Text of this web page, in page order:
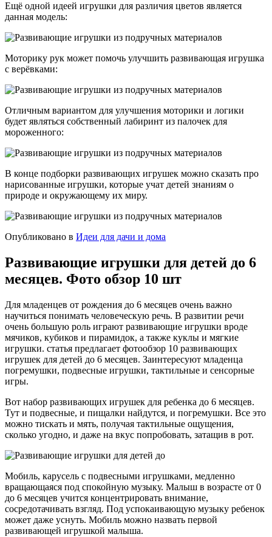
Ещё одной идеей игрушки для различия цветов является
данная модель:
Моторику рук может помочь улучшить развивающая игрушка
с верёвками:
Отличным вариантом для улучшения моторики и логики
будет являться собственный лабиринт из палочек для
мороженного:
В конце подборки развивающих игрушек можно сказать про
нарисованные игрушки, которые учат детей знаниям о
природе и окружающему их миру.
Опубликовано в Идеи для дачи и дома
Развивающие игрушки для детей до 6
месяцев. Фото обзор 10 шт
Для младенцев от рождения до 6 месяцев очень важно
научиться понимать человеческую речь. В развитии речи
очень большую роль играют развивающие игрушки вроде
мячиков, кубиков и пирамидок, а также куклы и мягкие
игрушки. статья предлагает фотообзор 10 развивающих
игрушек для детей до 6 месяцев. Заинтересуют младенца
погремушки, подвесные игрушки, тактильные и сенсорные
игры.
Вот набор развивающих игрушек для ребенка до 6 месяцев.
Тут и подвесные, и пищалки найдутся, и погремушки. Все это
можно тискать и мять, получая тактильные ощущения,
сколько угодно, и даже на вкус попробовать, затащив в рот.
Мобиль, карусель с подвесными игрушками, медленно
вращающаяся под спокойную музыку. Малыш в возрасте от 0
до 6 месяцев учится концентрировать внимание,
сосредотачивать взгляд. Под успокаивающую музыку ребенок
может даже уснуть. Мобиль можно назвать первой
развивающей игрушкой малыша.